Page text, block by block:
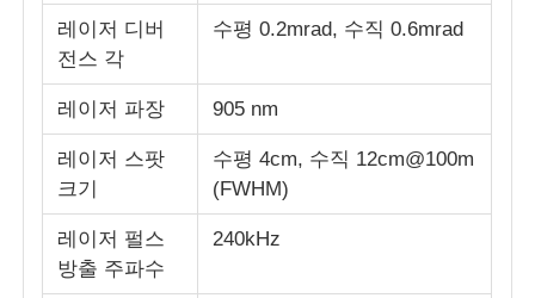
농림부 분무 드론
FPV 드론
드론 부품
반대 드론 장치
레이저 디버
전스 각
수평 0.2mrad, 수직 0.6mrad
레이저 파장 905 nm
레이저 스팟
크기
수평 4cm, 수직 12cm@100m
(FWHM)
레이저 펄스
방출 주파수
240kHz